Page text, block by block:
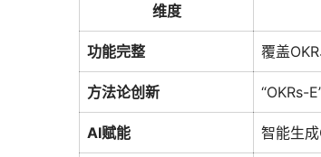
维度
功能完整 覆盖
方法论创新 “OKRs-
AI赋能 智能生